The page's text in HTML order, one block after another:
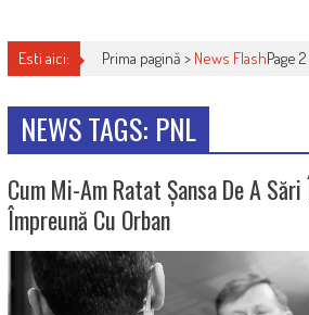
Esti aici: Prima pagină > News FlashPage 2
NEWS TAGS: PNL
Cum Mi-Am Ratat Șansa De A
Împreună Cu Orban